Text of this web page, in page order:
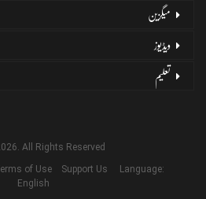
میگزین
ویڈیوز
تعلیم
All Rights Reserved
of Use Support Us
Language:
English